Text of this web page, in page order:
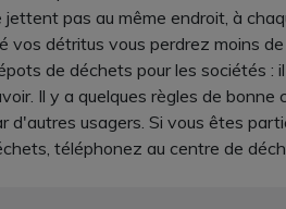
jettent pas au même endroit, à
vos détritus vous perdrez moins
de déchets pour les sociétés :
Il y a quelques règles de
d'autres usagers. Si vous êtes
téléphonez au centre de